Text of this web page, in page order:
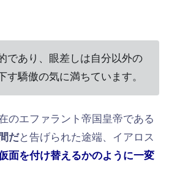
であり、眼差しは自分以外の
す驕傲の気に満ちています。
のエファラント帝国皇帝である
だと告げられた途端、イアロス
面を付け替えるかのように一変